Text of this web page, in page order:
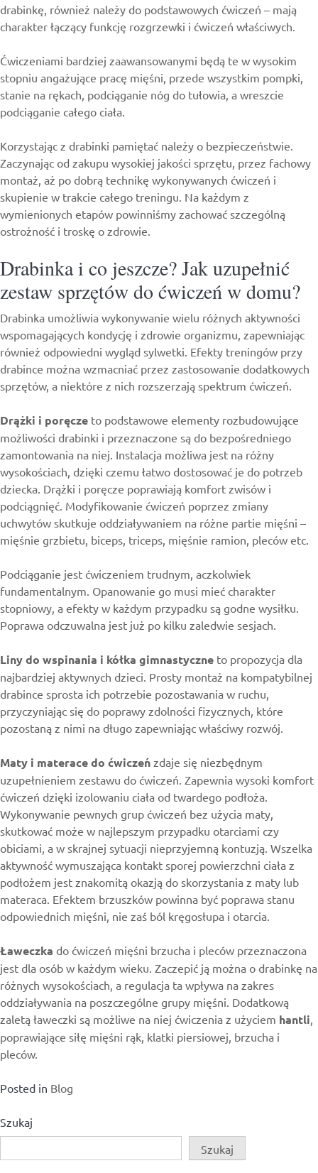
drabinkę, również należy do podstawowych ćwiczeń – mają
charakter łączący funkcję rozgrzewki i ćwiczeń właściwych.
Ćwiczeniami bardziej zaawansowanymi będą te w wysokim
stopniu angażujące pracę mięśni, przede wszystkim pompki,
stanie na rękach, podciąganie nóg do tułowia, a wreszcie
podciąganie całego ciała.
Korzystając z drabinki pamiętać należy o bezpieczeństwie.
Zaczynając od zakupu wysokiej jakości sprzętu, przez fachowy
montaż, aż po dobrą technikę wykonywanych ćwiczeń i
skupienie w trakcie całego treningu. Na każdym z
wymienionych etapów powinniśmy zachować szczególną
ostrożność i troskę o zdrowie.
Drabinka i co jeszcze? Jak uzupełnić
zestaw sprzętów do ćwiczeń w domu?
Drabinka umożliwia wykonywanie wielu różnych aktywności
wspomagających kondycję i zdrowie organizmu, zapewniając
również odpowiedni wygląd sylwetki. Efekty treningów przy
drabince można wzmacniać przez zastosowanie dodatkowych
sprzętów, a niektóre z nich rozszerzają spektrum ćwiczeń.
Drążki i poręcze to podstawowe elementy rozbudowujące
możliwości drabinki i przeznaczone są do bezpośredniego
zamontowania na niej. Instalacja możliwa jest na różny
wysokościach, dzięki czemu łatwo dostosować je do potrzeb
dziecka. Drążki i poręcze poprawiają komfort zwisów i
podciągnięć. Modyfikowanie ćwiczeń poprzez zmiany
uchwytów skutkuje oddziaływaniem na różne partie mięśni –
mięśnie grzbietu, biceps, triceps, mięśnie ramion, pleców etc.
Podciąganie jest ćwiczeniem trudnym, aczkolwiek
fundamentalnym. Opanowanie go musi mieć charakter
stopniowy, a efekty w każdym przypadku są godne wysiłku.
Poprawa odczuwalna jest już po kilku zaledwie sesjach.
Liny do wspinania i kółka gimnastyczne to propozycja dla
najbardziej aktywnych dzieci. Prosty montaż na kompatybilnej
drabince sprosta ich potrzebie pozostawania w ruchu,
przyczyniając się do poprawy zdolności fizycznych, które
pozostaną z nimi na długo zapewniając właściwy rozwój.
Maty i materace do ćwiczeń zdaje się niezbędnym
uzupełnieniem zestawu do ćwiczeń. Zapewnia wysoki komfort
ćwiczeń dzięki izolowaniu ciała od twardego podłoża.
Wykonywanie pewnych grup ćwiczeń bez użycia maty,
skutkować może w najlepszym przypadku otarciami czy
obiciami, a w skrajnej sytuacji nieprzyjemną kontuzją. Wszelka
aktywność wymuszająca kontakt sporej powierzchni ciała z
podłożem jest znakomitą okazją do skorzystania z maty lub
materaca. Efektem brzuszków powinna być poprawa stanu
odpowiednich mięśni, nie zaś ból kręgosłupa i otarcia.
Ławeczka do ćwiczeń mięśni brzucha i pleców przeznaczona
jest dla osób w każdym wieku. Zaczepić ją można o drabinkę na
różnych wysokościach, a regulacja ta wpływa na zakres
oddziaływania na poszczególne grupy mięśni. Dodatkową
zaletą ławeczki są możliwe na niej ćwiczenia z użyciem hantli
poprawiające siłę mięśni rąk, klatki piersiowej, brzucha i
pleców.
Posted in Blog
Szukaj
Szukaj